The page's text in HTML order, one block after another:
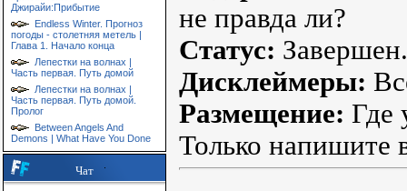
Джирайи:Прибытие
Endless Winter. Прогноз
погоды - столетняя метель |
Глава 1. Начало конца
Лепестки на волнах |
Часть первая. Путь домой
Лепестки на волнах |
Часть первая. Путь домой.
Пролог
Between Angels And
Demons | What Have You Done
Чат
не правда ли?
Статус: Завершен.
Дисклеймеры:
Размещение: Где
Только напишите